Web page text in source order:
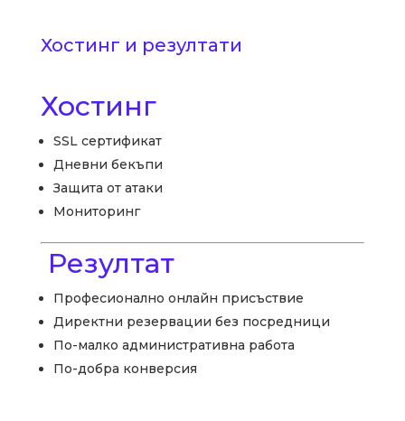
Хостинг и резултати
Хостинг
SSL сертификат
Дневни бекъпи
Защита от атаки
Мониторинг
Резултат
Професионално онлайн присъствие
Директни резервации без посредници
По-малко административна работа
По-добра конверсия